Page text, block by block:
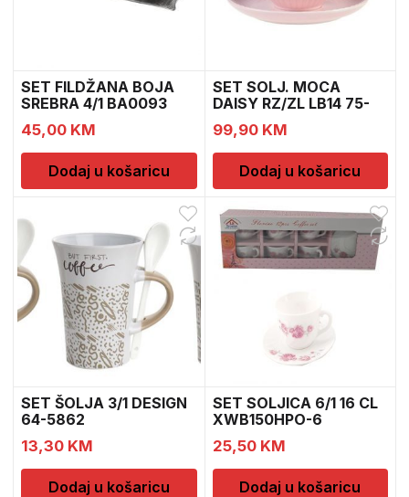
SET FILDŽANA BOJA
SREBRA 4/1 BA0093
45,00 KM
Dodaj u košaricu
SET SOLJ. MOCA
DAISY RZ/ZL LB14 75-
99,90 KM
Dodaj u košaricu
SET ŠOLJA 3/1 DESIGN
64-5862
13,30 KM
Dodaj u košaricu
SET SOLJICA 6/1 16 CL
XWB150HPO-6
25,50 KM
Dodaj u košaricu